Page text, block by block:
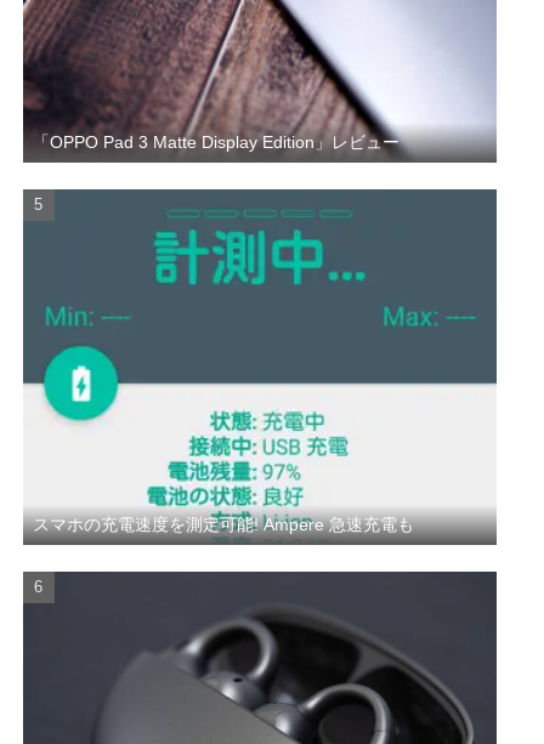
「OPPO Pad 3 Matte Display Edition」レビュー
スマホの充電速度を測定可能! Ampere 急速充電も